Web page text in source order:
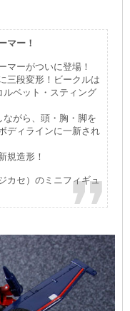
マー！
マーがついに登場！
三段変形！ビークルは
ベット・スティング
がら、頭・胸・脚を
ディラインに一新され
規造形！
カセ）のミニフィギュ